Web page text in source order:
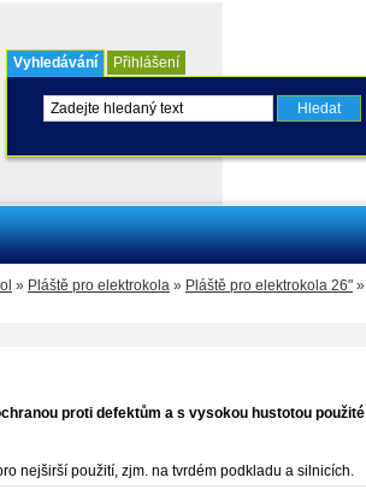
» Pláště pro elektrokola » Pláště pro elektrokola 26" »
proti defektům a s vysokou hustotou použité
nejširší použití, zjm. na tvrdém podkladu a silnicích.
Vyhledávání Přihlášení